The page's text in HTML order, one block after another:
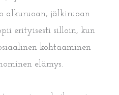
alkuruoan, jälkiruoan
erityisesti silloin, kun
kohtaaminen
elämys.